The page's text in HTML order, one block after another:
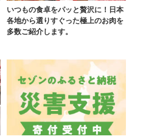
いつもの食卓をパッと贅沢に！日本
各地から選りすぐった極上のお肉を
多数ご紹介します。